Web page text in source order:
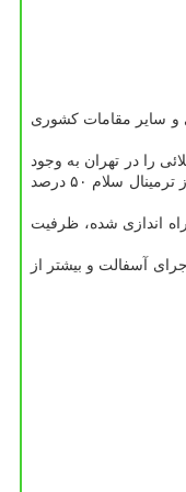
جمهوری، وزیر راه و شهرسازی و سایر مقامات كشوری
بین ساعت ۱۲ شب تا ۵ بامداد به این فرودگاه فراهم می شود برای اینكه توقف پروازها در فرودگاه مهرآباد از ساعت ۱۲ شب تا ۵ بامداد خلائی را در تهران به وجود
می آورد كه با انتقال بعضی از پروازهای داخلی به ترمینال سلام می توان این كاستی را جبران كرد. این ترمینال برای پنج میلیون مسافر ظرفیت دارد و همین طور ظرفیت فرودگاه امام با بهره برداری از ترمینال سلام ۵۰ درصد
و این پایانه هوایی كه در سه طبقه و با مساحت ۵۵ هزار متر مربع راه اندازی شده، ظرفیت
ورق آلومینیومی، ۱۱ هزار و ۱۲۷ متر مربع شیشه، ۳۲ هزار متر مربع سقف كاذب، ۶۴ هزار متر مربع اجرای آسفالت و بیشتر از